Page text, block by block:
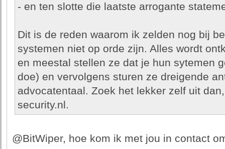
- en ten slotte die laatste arrogante
Dit is de reden waarom ik zelden nog bij
systemen niet op orde zijn. Alles wordt
en meestal stellen ze dat je hun sytemen
doe) en vervolgens sturen ze dreigende
advocatentaal. Zoek het lekker zelf uit
security.nl.
@BitWiper, hoe kom ik met jou in contact